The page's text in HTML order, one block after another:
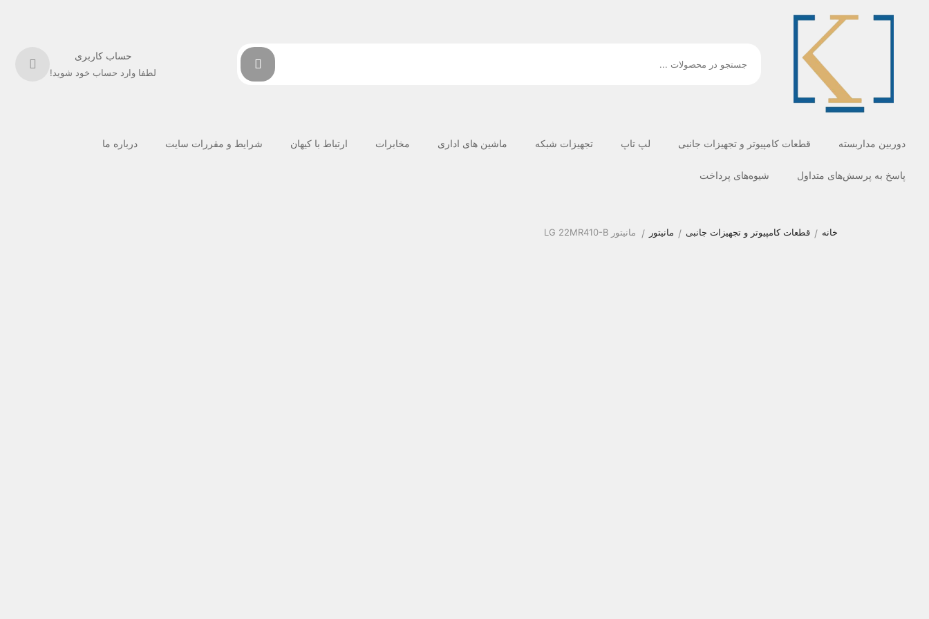
حساب کاربری
لطفا وارد حساب خود شوید!
دوربین مداربسته قطعات کامپیوتر و تجهیزات جانبی لپ تاپ تجهیزات شبکه ماشین های اداری مخابرات ارتباط با کیهان شرایط و مقررات سایت درباره ما
پاسخ به پرسش‌های متداول شیوه‌های پرداخت
خانه / قطعات کامپیوتر و تجهیزات جانبی / مانیتور / مانیتور LG 22MR410-B